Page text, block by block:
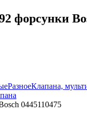
форсунки
РазноеКлапана,
0445110475